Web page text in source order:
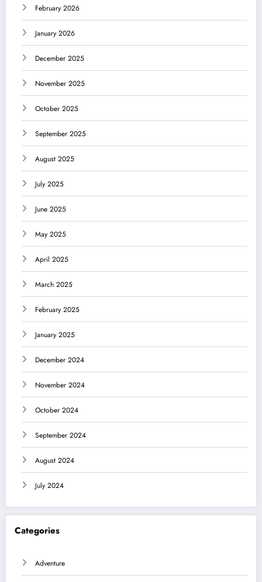
February 2026
January 2026
December 2025
November 2025
October 2025
September 2025
August 2025
July 2025
June 2025
May 2025
April 2025
March 2025
February 2025
January 2025
December 2024
November 2024
October 2024
September 2024
August 2024
July 2024
Categories
Adventure